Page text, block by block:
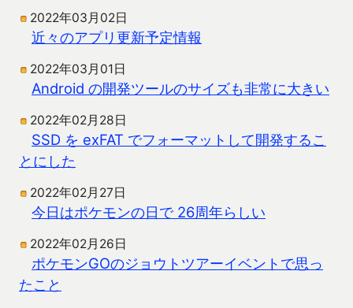
2022年03月02日
近々のアプリ更新予定情報
2022年03月01日
Android の開発ツールのサイズも非常に大きい
2022年02月28日
SSD を exFAT でフォーマットして開発するこ
とにした
2022年02月27日
今日はポケモンの日で 26周年らしい
2022年02月26日
ポケモンGOのジョウトツアーイベントで思っ
たこと